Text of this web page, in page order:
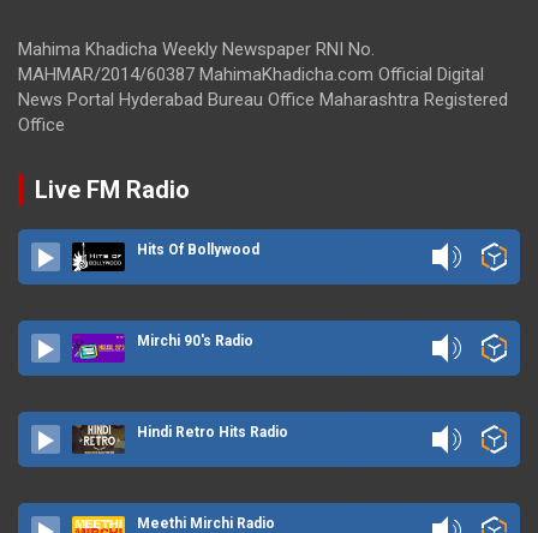
Mahima Khadicha Weekly Newspaper RNI No.
MAHMAR/2014/60387 MahimaKhadicha.com Official Digital
News Portal Hyderabad Bureau Office Maharashtra Registered
Office
Live FM Radio
Hits Of Bollywood
Mirchi 90's Radio
Hindi Retro Hits Radio
Meethi Mirchi Radio